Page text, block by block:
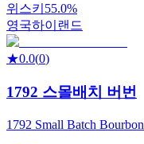
위스키 55.0%
영국하이랜드
★0.0(0)
1792 스몰배치 버번
1792 Small Batch Bourbon